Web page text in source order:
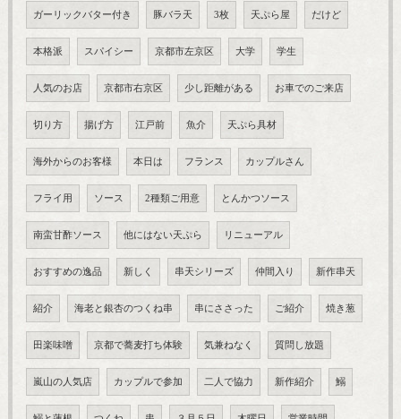
ガーリックバター付き 豚バラ天 3枚 天ぷら屋 だけど
本格派 スパイシー 京都市左京区 大学 学生
人気のお店 京都市右京区 少し距離がある お車でのご来店
切り方 揚げ方 江戸前 魚介 天ぷら具材
海外からのお客様 本日は フランス カップルさん
フライ用 ソース 2種類ご用意 とんかつソース
南蛮甘酢ソース 他にはない天ぷら リニューアル
おすすめの逸品 新しく 串天シリーズ 仲間入り 新作串天
紹介 海老と銀杏のつくね串 串にささった ご紹介 焼き葱
田楽味噌 京都で蕎麦打ち体験 気兼ねなく 質問し放題
嵐山の人気店 カップルで参加 二人で協力 新作紹介 鰯